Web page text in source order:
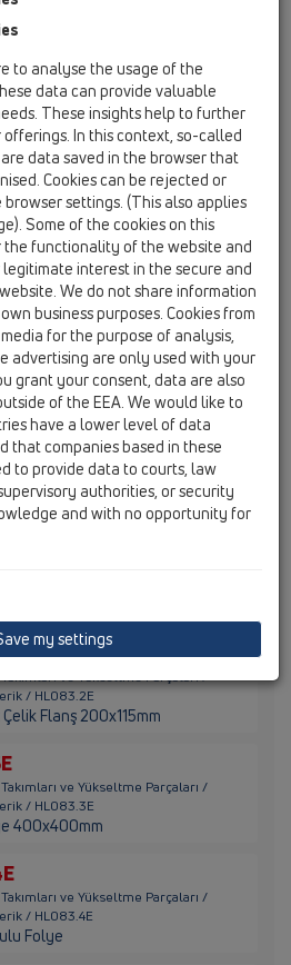
180x6mm
Takımları ve Yükseltme Parçaları /
/ HL01058D
Conta, Paslanmaz Çelik Flanş
Takımları ve Yükseltme Parçaları /
/ HL01059D
Conta 172x145mm
ve Yükseltme Parçaları /
/ HL01092D
202x218x6
ve Yükseltme Parçaları /
/ HL01099D
flanşına uygun dudak
ve Yükseltme Parçaları /
/ HL083.2E
Flanş 200x115mm
ve Yükseltme Parçaları /
/ HL083.3E
400x400mm
ve Yükseltme Parçaları /
/ HL083.4E
Folye
to analyse the usage of the
data can provide valuable
These insights help to further
In this context, so-called
data saved in the browser that
Cookies can be rejected or
settings. (This also applies
Some of the cookies on this
functionality of the website and
interest in the secure and
We do not share information
business purposes. Cookies from
for the purpose of analysis,
advertising are only used with your
grant your consent, data are also
of the EEA. We would like to
have a lower level of data
that companies based in these
to provide data to courts, law
authorities, or security
and with no opportunity for
my settings